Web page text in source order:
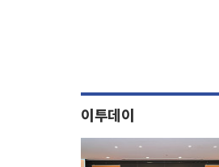
이투데이